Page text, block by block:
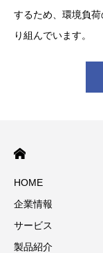
するため、環境負
り組んでいます。
HOME
企業情報
サービス
製品紹介